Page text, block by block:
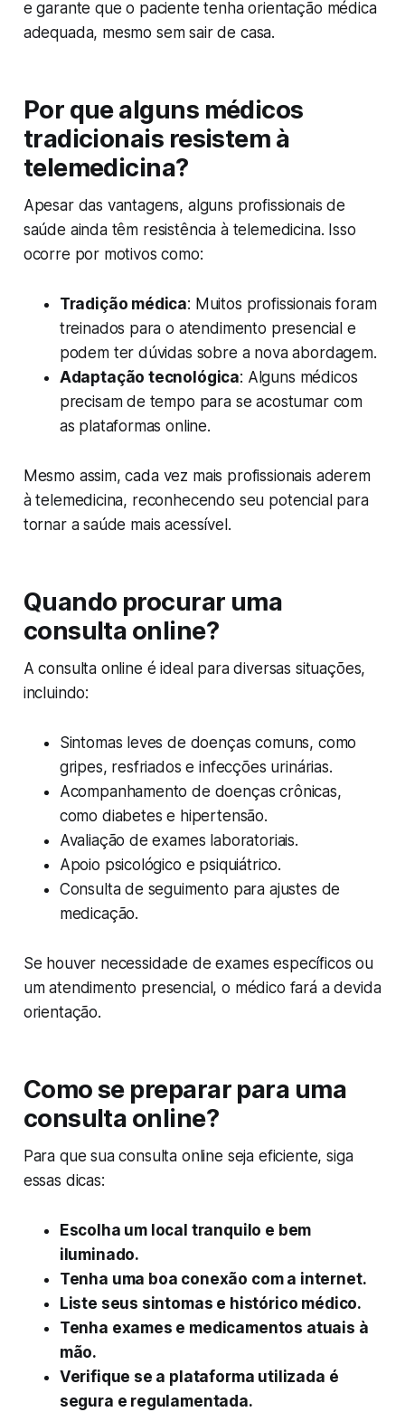
e garante que o paciente tenha orientação médica
adequada, mesmo sem sair de casa.
Por que alguns médicos
tradicionais resistem à
telemedicina?
Apesar das vantagens, alguns profissionais de
saúde ainda têm resistência à telemedicina. Isso
ocorre por motivos como:
Tradição médica: Muitos profissionais foram
treinados para o atendimento presencial e
podem ter dúvidas sobre a nova abordagem.
Adaptação tecnológica: Alguns médicos
precisam de tempo para se acostumar com
as plataformas online.
Mesmo assim, cada vez mais profissionais aderem
à telemedicina, reconhecendo seu potencial para
tornar a saúde mais acessível.
Quando procurar uma
consulta online?
A consulta online é ideal para diversas situações,
incluindo:
Sintomas leves de doenças comuns, como
gripes, resfriados e infecções urinárias.
Acompanhamento de doenças crônicas,
como diabetes e hipertensão.
Avaliação de exames laboratoriais.
Apoio psicológico e psiquiátrico.
Consulta de seguimento para ajustes de
medicação.
Se houver necessidade de exames específicos ou
um atendimento presencial, o médico fará a devida
orientação.
Como se preparar para uma
consulta online?
Para que sua consulta online seja eficiente, siga
essas dicas:
Escolha um local tranquilo e bem
iluminado.
Tenha uma boa conexão com a internet.
Liste seus sintomas e histórico médico.
Tenha exames e medicamentos atuais à
mão.
Verifique se a plataforma utilizada é
segura e regulamentada.